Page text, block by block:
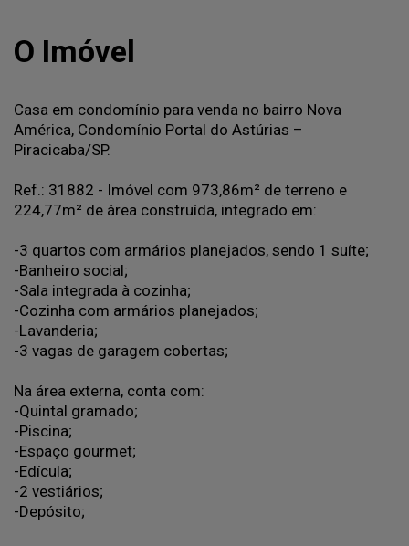
O Imóvel
Casa em condomínio para venda no bairro Nova
América, Condomínio Portal do Astúrias –
Piracicaba/SP.
Ref.: 31882 - Imóvel com 973,86m² de terreno e
224,77m² de área construída, integrado em:
-3 quartos com armários planejados, sendo 1 suíte;
-Banheiro social;
-Sala integrada à cozinha;
-Cozinha com armários planejados;
-Lavanderia;
-3 vagas de garagem cobertas;
Na área externa, conta com:
-Quintal gramado;
-Piscina;
-Espaço gourmet;
-Edícula;
-2 vestiários;
-Depósito;